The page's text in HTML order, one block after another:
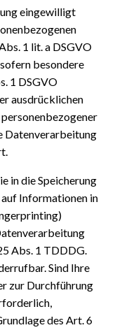
eingewilligt
1 lit. a DSGVO
besondere
1 DSGVO
ausdrücklichen
Datenverarbeitung
in die Speicherung
Informationen in
Abs. 1 TDDDG.
Sind Ihre
zur Durchführung
des Art. 6